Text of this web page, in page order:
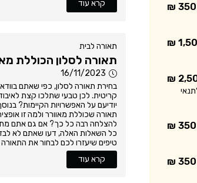
לתנאי
קרא עוד
תאורה לבית
תאורה לסלון הכוללת
16/11/2023
בחירת תאורה לסלון, כפי שאתם
קריטית. לכן טבעי שתלכו קצת
יודיעם על האפשרויות הקיימות?
תאורה שכוללת מאוורר ולמה זו
להצלחה רבה כל כך? אם גם אתם
כל השאלות האלה, דעו שאתם לא
טיפים שיעזרו לכם לבחור את
קרא עוד